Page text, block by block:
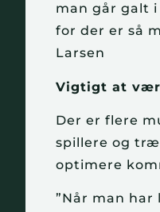
man går galt
for der er så
Larsen
Vigtigt at
Der er flere
spillere og
optimere
”Når man